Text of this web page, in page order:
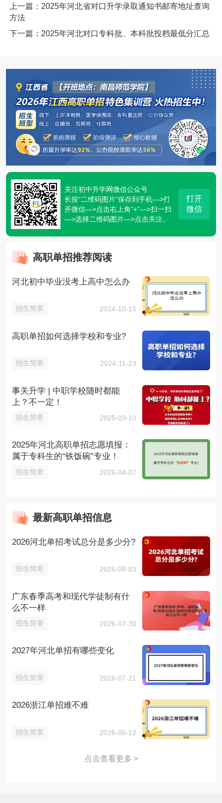
上一篇：2025年河北省对口升学录取通知书邮寄地址查询
方法
下一篇：2025年河北对口专科批、本科批投档最低分汇总
关注初中升学网微信公众号
长按“二维码图片”保存到手机—>打
开微信—>点击右上角“+”—>扫一扫
—>选择二维码图片—>点击关注。
打开
微信
高职单招推荐阅读
河北初中毕业没考上高中怎么办
招生简章 2024-10-15
高职单招如何选择学校和专业?
招生简章 2024-11-23
事关升学 | 中职学校随时都能
上？不一定！
招生简章 2025-03-10
2025年河北高职单招志愿填报：
属于专科生的“铁饭碗”专业！
招生简章 2025-04-07
最新高职单招信息
2026河北单招考试总分是多少分?
招生简章 2026-08-03
广东春季高考和现代学徒制有什
么不一样
招生简章 2026-07-30
2027年河北单招有哪些变化
招生简章 2026-07-21
2026浙江单招难不难
招生简章 2026-05-12
点击查看更多 >